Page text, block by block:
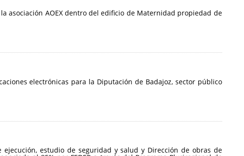
asociación AOEX dentro del edificio de Maternidad propiedad de
electrónicas para la Diputación de Badajoz, sector público
ejecución, estudio de seguridad y salud y Dirección de obras de